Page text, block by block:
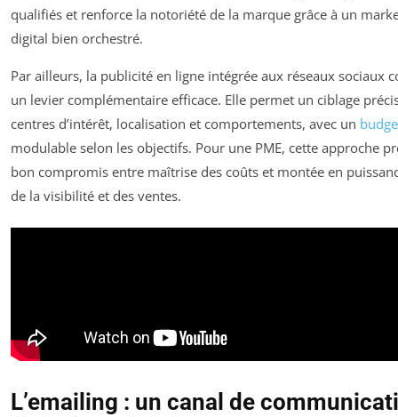
qualifiés et renforce la notoriété de la marque grâce à un
digital bien orchestré.
Par ailleurs, la publicité en ligne intégrée aux réseaux sociaux
un levier complémentaire efficace. Elle permet un ciblage
centres d’intérêt, localisation et comportements, avec un
modulable selon les objectifs. Pour une PME, cette approche
bon compromis entre maîtrise des coûts et montée en
de la visibilité et des ventes.
L’emailing : un canal de